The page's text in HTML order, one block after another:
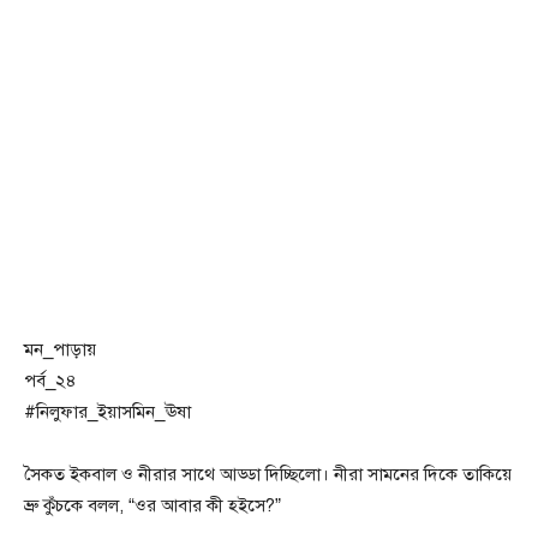
মন_পাড়ায়
পর্ব_২৪
#নিলুফার_ইয়াসমিন_ঊষা
সৈকত ইকবাল ও নীরার সাথে আড্ডা দিচ্ছিলো। নীরা সামনের দিকে তাকিয়ে
ভ্রু কুঁচকে বলল, “ওর আবার কী হইসে?”